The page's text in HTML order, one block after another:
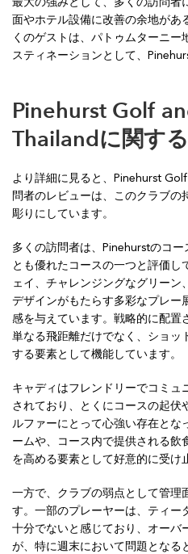
最大の強みとして、多くの訪問者
面やホテル設備に改善の余地があ
くのゲストは、パトゥムターニ
スティネーションとして、
Pinehurst Golf
Thailandに関す
より詳細に見ると、Pinehurst
問者のレビューは、このクラブの
彫りにしています。
多くの訪問者は、Pinehurstのコ
とも優れたコースの一つと評価し
ェイ、チャレンジングなグリーン
デザインがもたらす多彩なプレー
感を与えています。戦略的に配置
単なる飛距離だけでなく、ショッ
する要素として機能しています。
キャディはフレンドリーでコミュ
されており、とくにコースの起伏
ルファーにとって心強い存在とな
ームや、コース内で提供される飲
を高める要素として好意的に受け
一方で、クラブの弱点として管理
す。一部のプレーヤーは、ティー
十分でないと感じており、オーバ
が、特に週末において問題となる